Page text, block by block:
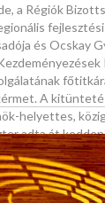
a Régiók
és Ocskay
A
helyettes,
adta át